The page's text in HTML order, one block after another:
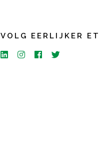
VOLG EERLIJKER